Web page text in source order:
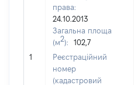
1
права:
24.10.2013
Загальна площа
(м2):
102,7
Реєстраційний
номер
(кадастровий